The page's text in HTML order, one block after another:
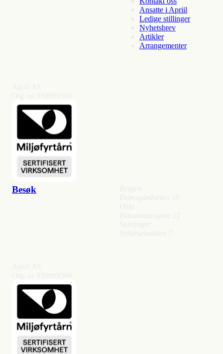
Besøk
Ansatte i Apriil
Ledige stillinger
Nyhetsbrev
Artikler
Arrangementer